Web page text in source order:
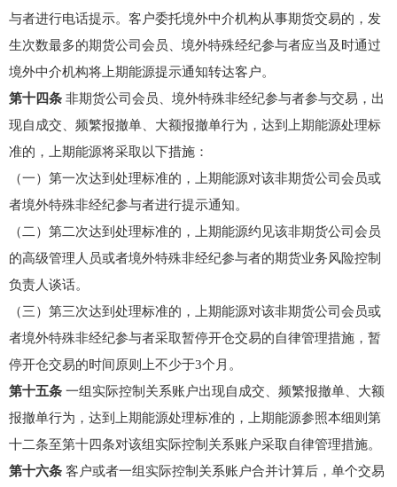
与者进行电话提示。客户委托境外中介机构从事期货交易的，发
生次数最多的期货公司会员、境外特殊经纪参与者应当及时通过
境外中介机构将上期能源提示通知转达客户。
第十四条 非期货公司会员、境外特殊非经纪参与者参与交易，出
现自成交、频繁报撤单、大额报撤单行为，达到上期能源处理标
准的，上期能源将采取以下措施：
（一）第一次达到处理标准的，上期能源对该非期货公司会员或
者境外特殊非经纪参与者进行提示通知。
（二）第二次达到处理标准的，上期能源约见该非期货公司会员
的高级管理人员或者境外特殊非经纪参与者的期货业务风险控制
负责人谈话。
（三）第三次达到处理标准的，上期能源对该非期货公司会员或
者境外特殊非经纪参与者采取暂停开仓交易的自律管理措施，暂
停开仓交易的时间原则上不少于3个月。
第十五条 一组实际控制关系账户出现自成交、频繁报撤单、大额
报撤单行为，达到上期能源处理标准的，上期能源参照本细则第
十二条至第十四条对该组实际控制关系账户采取自律管理措施。
第十六条 客户或者一组实际控制关系账户合并计算后，单个交易